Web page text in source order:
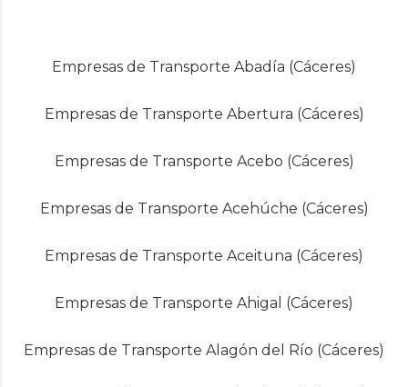
Empresas de Transporte Abadía (Cáceres)
Empresas de Transporte Abertura (Cáceres)
Empresas de Transporte Acebo (Cáceres)
Empresas de Transporte Acehúche (Cáceres)
Empresas de Transporte Aceituna (Cáceres)
Empresas de Transporte Ahigal (Cáceres)
Empresas de Transporte Alagón del Río (Cáceres)